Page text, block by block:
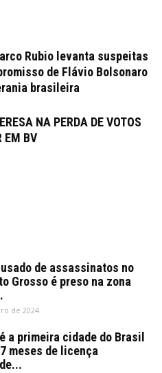
Rubio levanta suspeitas
de Flávio Bolsonaro
brasileira
NA PERDA DE VOTOS
EM BV
de assassinatos no
Grosso é preso na zona
de 2024
a primeira cidade do Brasil
meses de licença